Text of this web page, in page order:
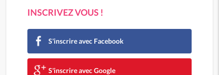
INSCRIVEZ VOUS !
S'inscrire avec Facebook
S'inscrire avec Google